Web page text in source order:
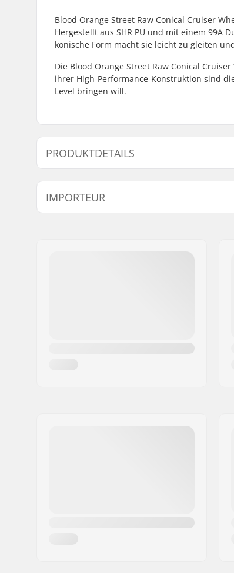
Blood Orange Street Raw Conical Cruiser
Hergestellt aus SHR PU und mit einem 99A
konische Form macht sie leicht zu gleiten
Die Blood Orange Street Raw Conical
ihrer High-Performance-Konstruktion sind
Level bringen will.
PRODUKTDETAILS
Rollendurchmesser:
Kontaktfläche:
Rollenhärte:
IMPORTEUR